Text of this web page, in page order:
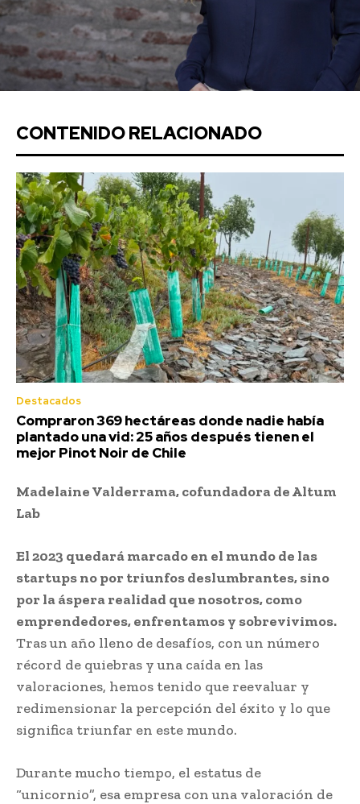
CONTENIDO RELACIONADO
Destacados
Compraron 369 hectáreas donde nadie había
plantado una vid: 25 años después tienen el
mejor Pinot Noir de Chile
Madelaine Valderrama, cofundadora de Altum
Lab
El 2023 quedará marcado en el mundo de las
startups no por triunfos deslumbrantes, sino
por la áspera realidad que nosotros, como
emprendedores, enfrentamos y sobrevivimos.
Tras un año lleno de desafíos, con un número
récord de quiebras y una caída en las
valoraciones, hemos tenido que reevaluar y
redimensionar la percepción del éxito y lo que
significa triunfar en este mundo.
Durante mucho tiempo, el estatus de
“unicornio”, esa empresa con una valoración de